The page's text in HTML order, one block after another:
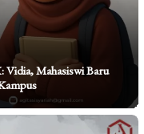
Mahasiswi Baru